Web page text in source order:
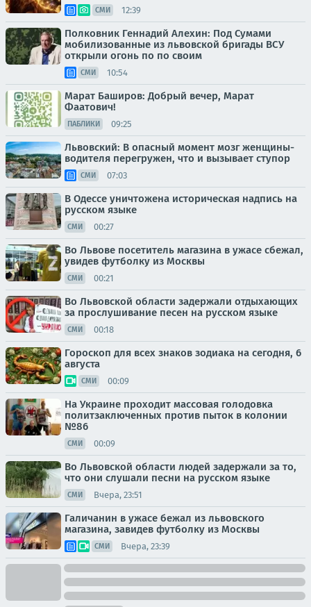
СМИ 12:39
Полковник Геннадий Алехин: Под Сумами
мобилизованные из львовской бригады ВСУ
открыли огонь по по своим
СМИ 10:54
Марат Баширов: Добрый вечер, Марат
Фаатович!
ПАБЛИКИ 09:25
Львовский: В опасный момент мозг женщины-
водителя перегружен, что и вызывает ступор
СМИ 07:03
В Одессе уничтожена историческая надпись на
русском языке
СМИ 00:27
Во Львове посетитель магазина в ужасе сбежал,
увидев футболку из Москвы
СМИ 00:21
Во Львовской области задержали отдыхающих
за прослушивание песен на русском языке
СМИ 00:18
Гороскоп для всех знаков зодиака на сегодня, 6
августа
СМИ 00:09
На Украине проходит массовая голодовка
политзаключенных против пыток в колонии
№86
СМИ 00:09
Во Львовской области людей задержали за то,
что они слушали песни на русском языке
СМИ Вчера, 23:51
Галичанин в ужасе бежал из львовского
магазина, завидев футболку из Москвы
СМИ Вчера, 23:39